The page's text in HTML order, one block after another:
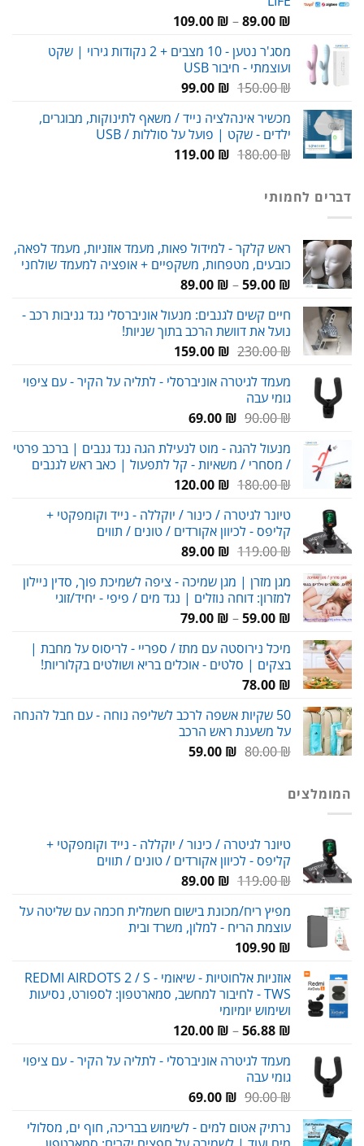
89.00 ₪
–
109.00 ₪
מסג'ר נטען - 10 מצבים + 2 נקודות גירוי | שקט
ועוצמתי - חיבור USB
150.00₪
המחיר
היה:
150.00 ₪.
99.00 ₪
המחיר
הוא:
99.00 ₪.
מכשיר אינהלציה נייד / משאף לתינוקות, מבוגרים,
ילדים - שקט | פועל על סוללות / USB
180.00₪
המחיר119.00 ₪
המחיר
דברים לחמותי
ראש קלקר - למידול פאות, מעמד אוזניות, מעמד לפאה,
כובעים, מטפחות, משקפיים + אופציה למעמד שולחני
59.00 ₪
–
89.00 ₪
טווח
עד
חיים קשים לגנבים: מנעול אוניברסלי נגד גניבות רכב -
נועל את דוושת הרכב בתוך שניות!
230.00₪
המחיר
היה:
159.00 ₪
המחיר
הוא:
מעמד לגיטרה אוניברסלי - לתליה על הקיר - עם ציפוי
גומי עבה
90.00₪
המחיר
היה:
90.00 ₪.
69.00 ₪
המחיר
הוא:
69.00 ₪.
מנעול להגה - מוט לנעילת הגה נגד גנבים | ברכב פרטי
/ מסחרי / משאיות - קל לתפעול | כאב ראש לגנבים
180.00₪
המחיר
היה:
180.00 ₪.
120.00 ₪
המחיר
הוא:
120.00 ₪.
טיונר לגיטרה / כינור / יוקללה - נייד וקומפקטי +
קליפס - לכיוון אקורדים / טונים / תווים
119.00₪
המחיר
היה:
119.00 ₪.
89.00 ₪
המחיר
הוא:
89.00 ₪.
מגן מזרן | מגן שמיכה - ציפה לשמיכת פוך, סדין ניילון
למזרון: דוחה נוזלים | נגד מים / פיפי - יחיד/זוגי
59.00 ₪
–
79.00 ₪
טווח
עד
מיכל נירוסטה עם מתז / ספריי - לריסוס על מחבת |
בצקים | סלטים - אוכלים בריא ושולטים בקלוריות!
78.00 ₪
50 שקיות אשפה לרכב לשליפה נוחה - עם חבל להנחה
על משענת ראש הרכב
80.00₪
המחיר59.00 ₪
המחיר
המומלצים
טיונר לגיטרה / כינור / יוקללה - נייד וקומפקטי +
קליפס - לכיוון אקורדים / טונים / תווים
119.00₪
המחיר
היה:
119.00 ₪.
89.00 ₪
המחיר
הוא:
89.00 ₪.
מפיץ ריח/מכונת בישום חשמלית חכמה עם שליטה על
עוצמת הריח - למלון, משרד ובית
109.90 ₪
אוזניות אלחוטיות - שיאומי REDMI AIRDOTS 2 / S -
TWS - לחיבור למחשב, סמארטפון: לספורט, נסיעות
ושימוש יומיומי
56.88 ₪
–
120.00 ₪
מעמד לגיטרה אוניברסלי - לתליה על הקיר - עם ציפוי
גומי עבה
90.00₪
המחיר
היה:
69.00 ₪
המחיר
הוא:
נרתיק אטום למים - לשימוש בבריכה, חוף ים, מסלולי